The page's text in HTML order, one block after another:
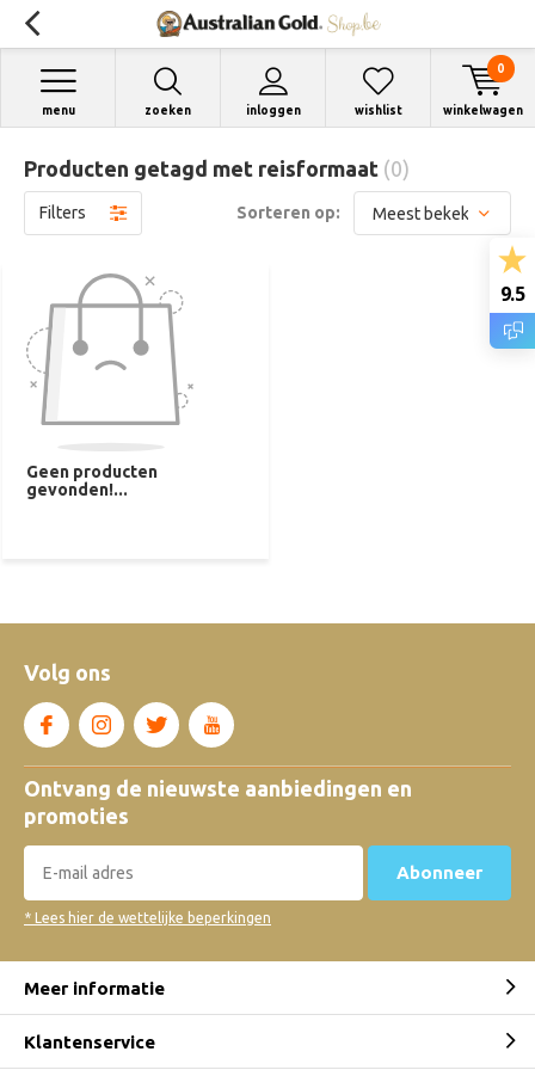
zoeken inloggen
menu wishlist winkelwagen
0
Producten getagd met reisformaat (0)
Filters Sorteren op:
Geen producten
gevonden!...
Volg ons
Ontvang de nieuwste aanbiedingen en
promoties
Abonneer
* Lees hier de wettelijke beperkingen
Meer informatie
Klantenservice
9.5